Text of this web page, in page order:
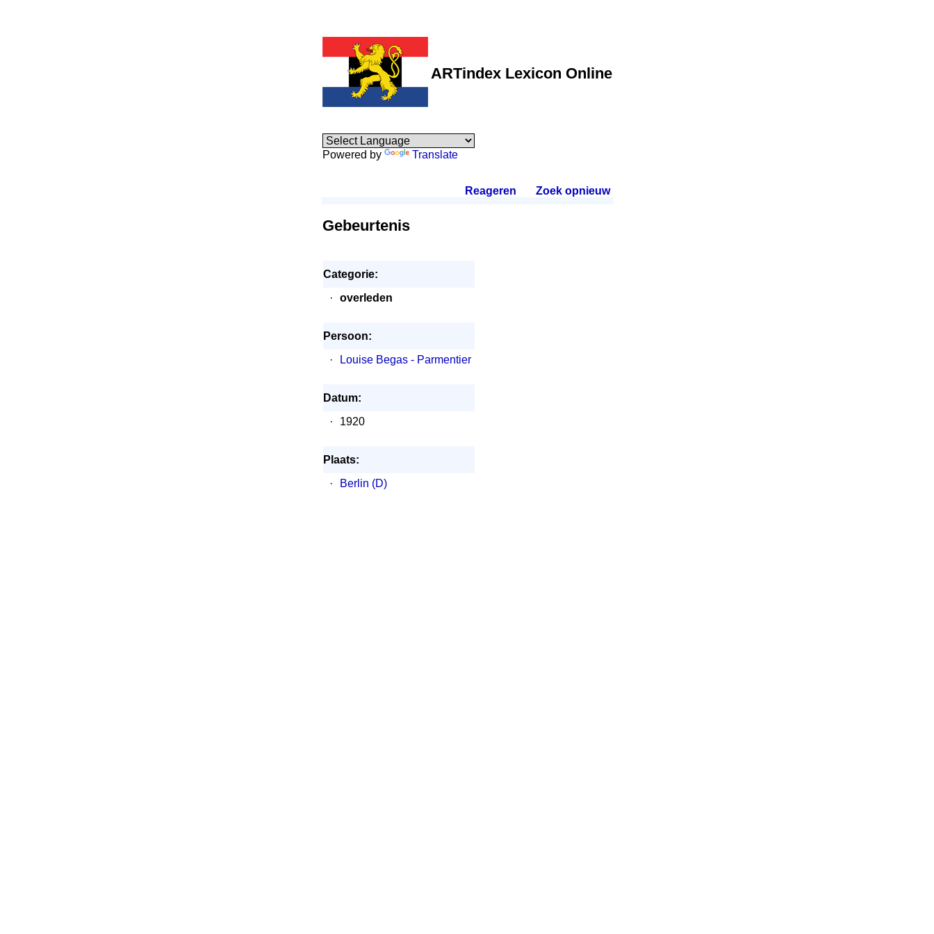
ARTindex Lexicon Online
Powered by Translate
Reageren Zoek opnieuw.
Gebeurtenis
Categorie:
·
overleden
Persoon:
·
Louise Begas - Parmentier
Datum:
·
1920
Plaats:
·
Berlin (D)